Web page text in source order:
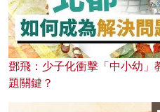
鄧飛：少子化衝擊「中小幼」
題關鍵？